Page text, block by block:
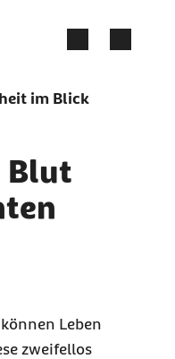
im Blick
Blut
Leben
zweifellos